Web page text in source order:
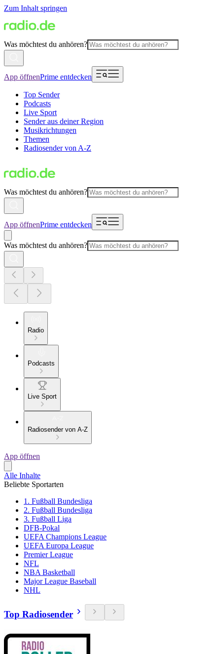
Zum Inhalt springen
Was möchtest du anhören?
App öffnenPrime entdecken
Top Sender
Podcasts
Live Sport
Sender aus deiner Region
Musikrichtungen
Themen
Radiosender von A-Z
Was möchtest du anhören?
App öffnenPrime entdecken
Was möchtest du anhören?
Radio
Podcasts
Live Sport
Radiosender von A-Z
App öffnen
Alle Inhalte
Beliebte Sportarten
1. Fußball Bundesliga
2. Fußball Bundesliga
3. Fußball Liga
DFB-Pokal
UEFA Champions League
UEFA Europa League
Premier League
NFL
NBA Basketball
Major League Baseball
NHL
Top Radiosender